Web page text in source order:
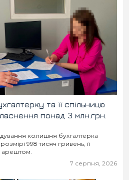
на нас у Telegram
та її спільницю
понад 3 млн.грн.
колишня бухгалтерка
998 тисяч гривень, її
арештом.
7 серпня, 2026